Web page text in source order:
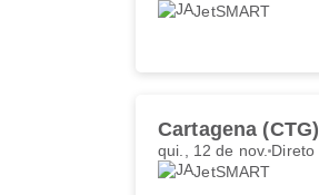
JetSMART
Cartagena (CTG)
qui., 12 de nov. Direto
JetSMART